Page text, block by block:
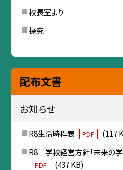
校長室より
探究
配布文書
お知らせ
R8生活時程表 PDF
(117
R8 学校経営方針「未来の学
PDF (437 KB)